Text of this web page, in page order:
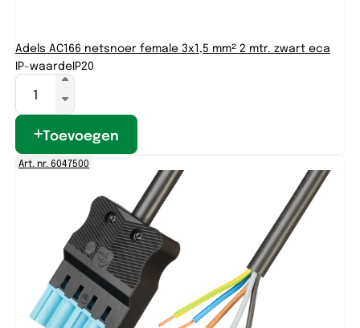
Adels AC166 netsnoer female 3x1,5 mm² 2 mtr. zwart eca
IP-waardeIP20
Toevoegen
Art. nr. 6047500